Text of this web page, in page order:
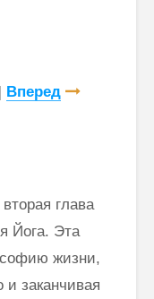
Вперед
глава
Йога. Эта
жизни,
заканчивая